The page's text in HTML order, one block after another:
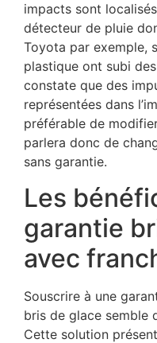
impacts sont
détecteur de pluie
Toyota par exemple,
plastique ont subi
constate que des
représentées dans
préférable de
parlera donc de
sans garantie.
Les
garantie
avec
Souscrire à une
bris de glace semble
Cette solution